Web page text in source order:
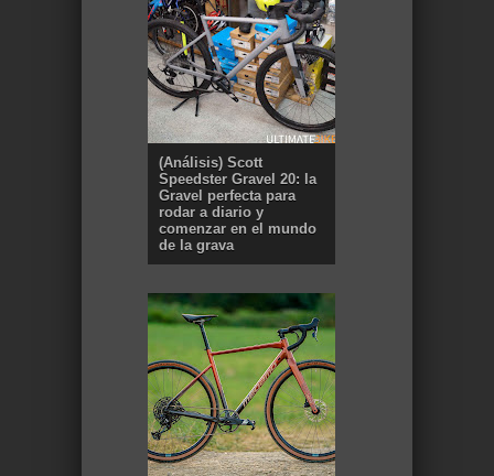
(Análisis) Scott
Speedster Gravel 20: la
Gravel perfecta para
rodar a diario y
comenzar en el mundo
de la grava